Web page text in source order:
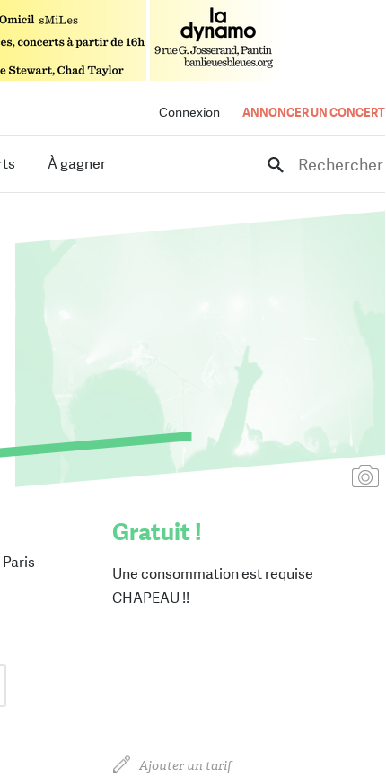
Connexion ANNONCER UN CONCERT
À gagner Rechercher
Gratuit !
Une consommation est requise
CHAPEAU !!
Ajouter un tarif